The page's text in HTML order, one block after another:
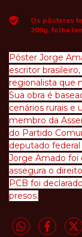
Os pôsteres
300g, folha
Pôster Jorge
escritor
regionalista que
Sua obra é
cenários rurais e
membro da
do Partido
deputado
Jorge Amado foi
assegura o
PCB foi
presos.